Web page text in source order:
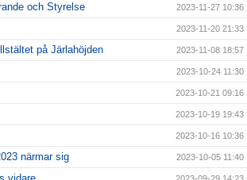
och Styrelse 2023-11-27 10:36
2023-11-20 21:33
på Järlahöjden 2023-11-08 18:57
2023-10-24 11:30
2023-10-21 09:16
2023-10-19 19:43
2023-10-16 10:36
närmar sig 2023-10-05 11:40